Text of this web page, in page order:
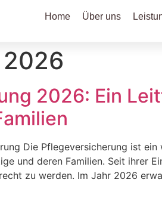
Home Über uns
2026
2026: Ein
Die Pflegeversicherung ist
und deren Familien. Seit ihrer
zu werden. Im Jahr 2026